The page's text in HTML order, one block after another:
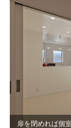
扉を閉めれば個